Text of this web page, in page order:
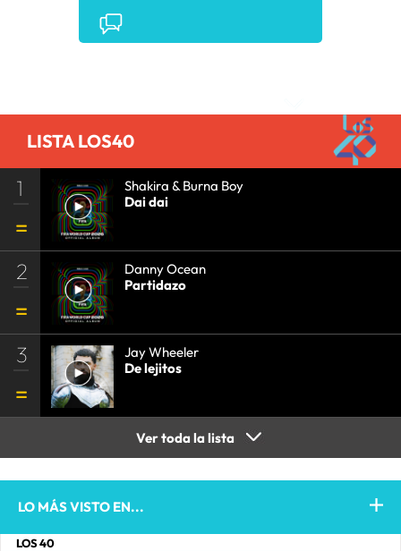
EVENTOS MUSICALES
•RADIO•AGENDA•PRISA MEDIA•
COMUNICACIÓN•COMUNICACIÓN•
LISTA LOS40
1
Shakira & Burna Boy
Dai dai
2
Danny Ocean
Partidazo
3
Jay Wheeler
De lejitos
Ver toda la lista
LO MÁS VISTO EN...
LOS 40